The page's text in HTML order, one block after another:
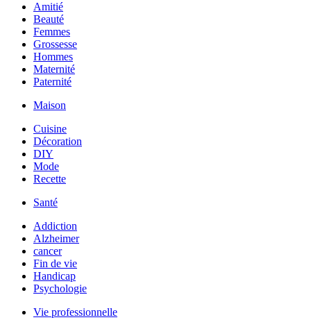
Amitié
Beauté
Femmes
Grossesse
Hommes
Maternité
Paternité
Maison
Cuisine
Décoration
DIY
Mode
Recette
Santé
Addiction
Alzheimer
cancer
Fin de vie
Handicap
Psychologie
Vie professionnelle